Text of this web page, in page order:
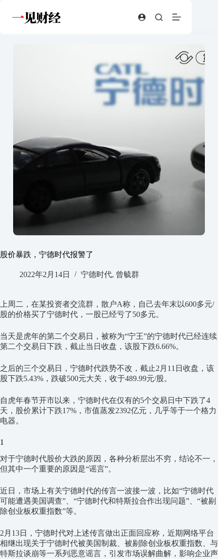
股价暴跌，宁德时代报警了
2022年2月14日 宁德时代, 曾毓群
上周二，在某投资者交流群，散户A称，自己去年末以600多元/
股的价格买了宁德时代，一股已经亏了50多元。
当天是虎年的第二个交易日，被称为“宁王”的宁德时代已经连续
第二个交易日下跌，截止当日收盘，该股下跌6.66%。
之后的三个交易日，宁德时代跌势不改，截止2月11日收盘，该
股下跌5.43%，跌破500元大关，收于489.99元/股。
自虎年春节开市以来，宁德时代在仅有的5个交易日中下跌了4
天，股价累计下跌17%，市值蒸发2392亿元，几乎等于一个格力
电器。
1
对于宁德时代股价大跌的原因，各种分析层出不穷，结论不一，
但其中一个重要的原因是“谣言”。
近日，市场上有关宁德时代的传言一波接一波，比如“宁德时代
可能遭遇美国调查”、“宁德时代和特斯拉合作出现问题”、“被剔
除创业板权重指数”等。
2月13日，宁德时代对上述传言做出正面回应称，近期网络平台
相继出现关于宁德时代被美国制裁、被剔除创业板权重指数、与
特斯拉谈崩等一系列恶意谣言，引发市场误解曲解，影响企业声